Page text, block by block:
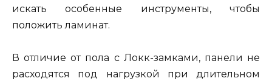
искать особенные инструменты, чтобы
положить ламинат.
В отличие от пола с Локк-замками, панели не
расходятся под нагрузкой при длительном